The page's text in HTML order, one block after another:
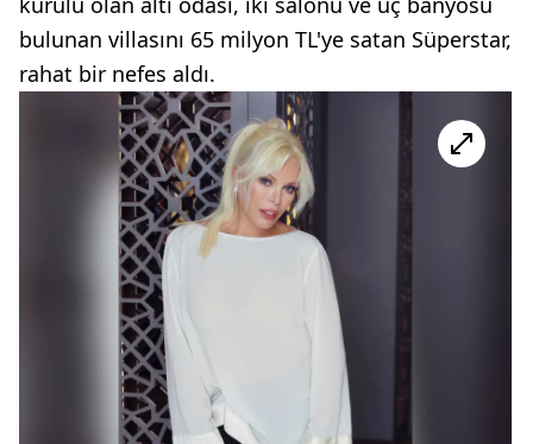
bulunan villasını 65 milyon TL'ye satan Süperstar,
rahat bir nefes aldı.